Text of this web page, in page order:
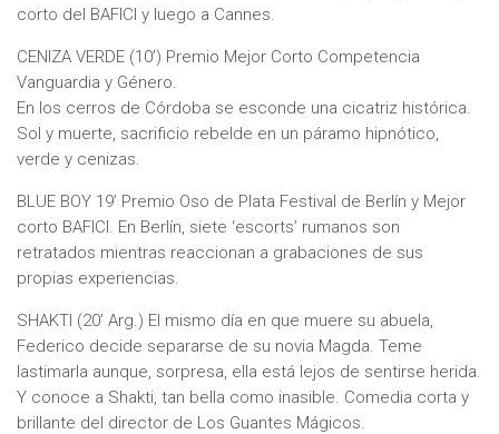
corto del BAFICI y luego a Cannes.
CENIZA VERDE (10’) Premio Mejor Corto Competencia
Vanguardia y Género.
En los cerros de Córdoba se esconde una cicatriz histórica.
Sol y muerte, sacrificio rebelde en un páramo hipnótico,
verde y cenizas.
BLUE BOY 19’ Premio Oso de Plata Festival de Berlín y Mejor
corto BAFICI. En Berlín, siete ‘escorts’ rumanos son
retratados mientras reaccionan a grabaciones de sus
propias experiencias.
SHAKTI (20’ Arg.) El mismo día en que muere su abuela,
Federico decide separarse de su novia Magda. Teme
lastimarla aunque, sorpresa, ella está lejos de sentirse herida.
Y conoce a Shakti, tan bella como inasible. Comedia corta y
brillante del director de Los Guantes Mágicos.